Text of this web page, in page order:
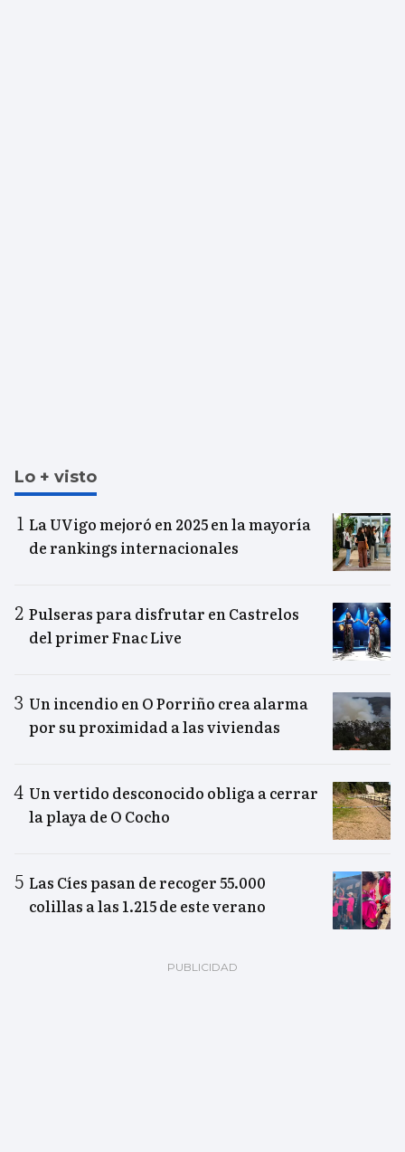
Lo + visto
La UVigo mejoró en 2025 en la mayoría
de rankings internacionales
Pulseras para disfrutar en Castrelos
del primer Fnac Live
Un incendio en O Porriño crea alarma
por su proximidad a las viviendas
Un vertido desconocido obliga a cerrar
la playa de O Cocho
Las Cíes pasan de recoger 55.000
colillas a las 1.215 de este verano